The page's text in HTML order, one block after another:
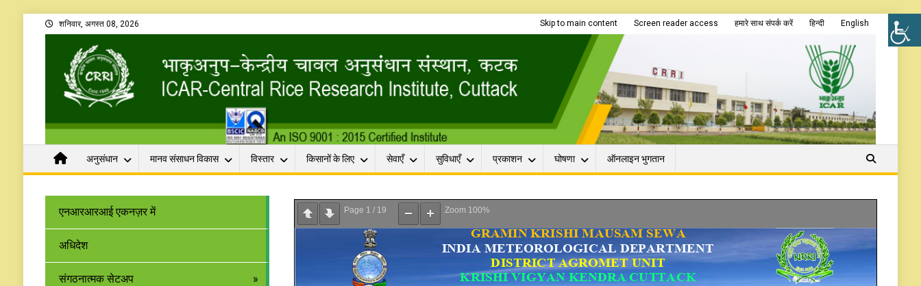
शनिवार, अगस्त 08, 2026 Skip to main content Screen reader access हमारे साथ संपर्क करें हिन्दी English
अनुसंधान मानव संसाधन विकास विस्तार किसानों के लिए सेवाएँ सुविधाएँ प्रकाशन घोषणा ऑनलाइन भुगतान
Page 1 / 19 Zoom 100%
एनआरआरआई एकनज़र में
अधिदेश
संगठनात्मक सेटअप